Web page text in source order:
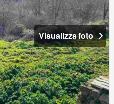
Visualizza foto